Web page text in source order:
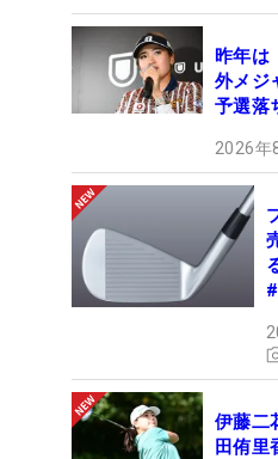
昨年は
外メジ
予選落
2026年
伊藤二
田侑里